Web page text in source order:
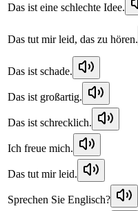
Das ist eine schlechte Idee.
Das tut mir leid, das zu hören.
Das ist schade.
Das ist großartig.
Das ist schrecklich.
Ich freue mich.
Das tut mir leid.
Sprechen Sie Englisch?